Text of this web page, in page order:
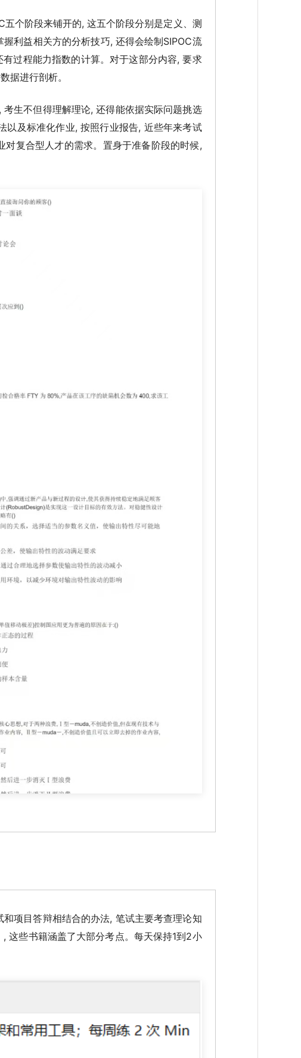
个阶段来铺开的, 这五个阶段分别是定义、测
利益相关方的分析技巧, 还得会绘制SIPOC流
过程能力指数的计算。对于这部分内容, 要求
据进行剖析。
生不但得理解理论, 还得能依据实际问题挑选
以及标准化作业, 按照行业报告, 近些年来考试
复合型人才的需求。置身于准备阶段的时候,
项目答辩相结合的办法, 笔试主要考查理论知
这些书籍涵盖了大部分考点。每天保持1到2小